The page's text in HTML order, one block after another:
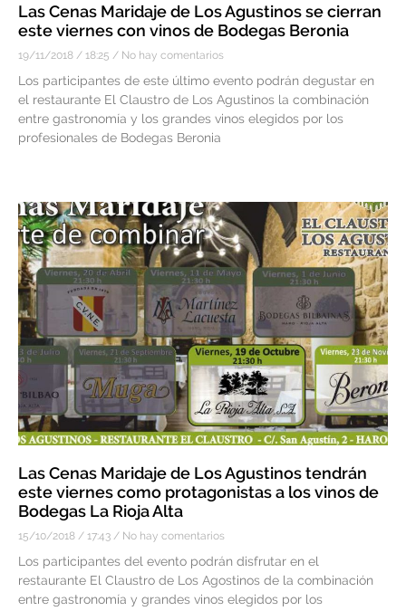
Las Cenas Maridaje de Los Agustinos se cierran
este viernes con vinos de Bodegas Beronia
19/11/2018 18:25 No hay comentarios
Los participantes de este último evento podrán degustar en
el restaurante El Claustro de Los Agustinos la combinación
entre gastronomía y los grandes vinos elegidos por los
profesionales de Bodegas Beronia
Las Cenas Maridaje de Los Agustinos tendrán
este viernes como protagonistas a los vinos de
Bodegas La Rioja Alta
15/10/2018 17:43 No hay comentarios
Los participantes del evento podrán disfrutar en el
restaurante El Claustro de Los Agostinos de la combinación
entre gastronomía y grandes vinos elegidos por los